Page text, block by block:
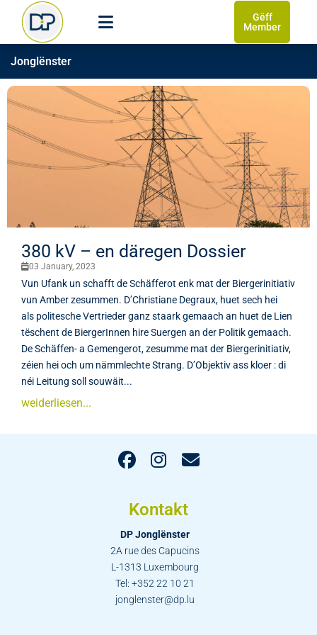
Gëff
Member
Jonglënster
380 kV – en däregen Dossier
03 January, 2023
Vun Ufank un schafft de Schäfferot enk mat der Biergerinitiativ
vun Amber zesummen. D’Christiane Degraux, huet sech hei
als politesche Vertrieder ganz staark gemaach an huet de Lien
tëschent de BiergerInnen hire Suergen an der Politik gemaach.
De Schäffen- a Gemengerot, zesumme mat der Biergerinitiativ,
zéien hei och um nämmlechte Strang. D’Objektiv ass kloer : di
néi Leitung soll souwäit...
weiderliesen...
Kontakt
DP Jonglënster
2A rue des Capucins
L-1313 Luxembourg
Tel: +352 22 10 21
jonglenster@dp.lu